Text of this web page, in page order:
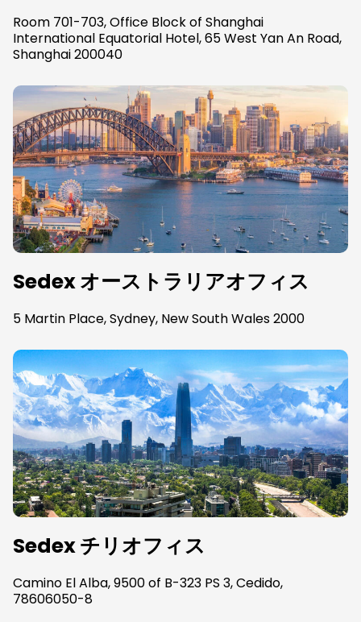
Room 701-703, Office Block of Shanghai
International Equatorial Hotel, 65 West Yan An Road,
Shanghai 200040
Sedex オーストラリアオフィス
5 Martin Place, Sydney, New South Wales 2000
Sedex チリオフィス
Camino El Alba, 9500 of B-323 PS 3, Cedido,
78606050-8